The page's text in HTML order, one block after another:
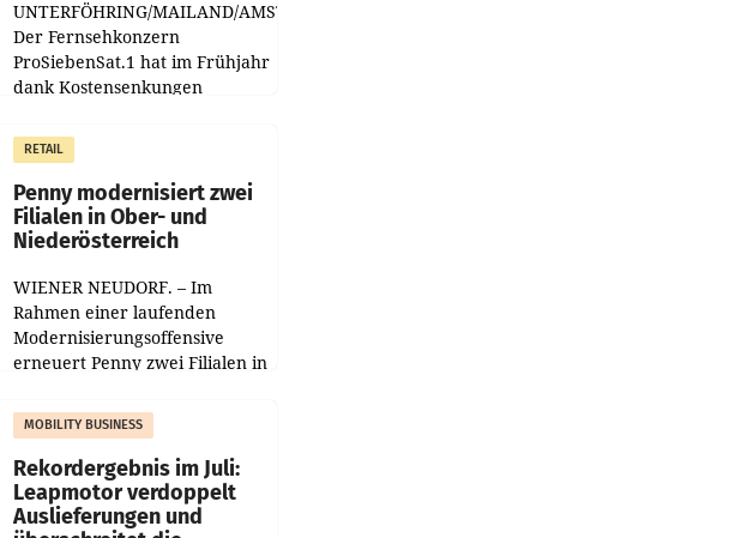
UNTERFÖHRING/MAILAND/AMSTERDAM.
Der Fernsehkonzern
ProSiebenSat.1 hat im Frühjahr
dank Kostensenkungen
gemacht und die
Markterwartung deutlich
übertroffen.
RETAIL
Penny modernisiert zwei
Filialen in Ober- und
Niederösterreich
WIENER NEUDORF. – Im
Rahmen einer laufenden
Modernisierungsoffensive
erneuert Penny zwei Filialen in
Die beiden Standorte liegen in
Haag sowie im rund
MOBILITY BUSINESS
Rekordergebnis im Juli:
Leapmotor verdoppelt
Auslieferungen und